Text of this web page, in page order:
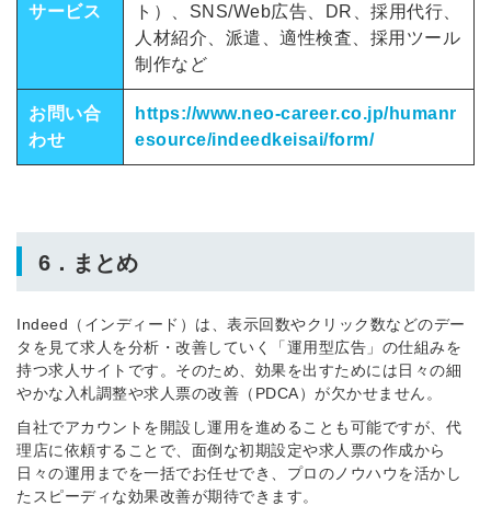
サービス
ト）、SNS/Web広告、DR、採用代行、
人材紹介、派遣、適性検査、採用ツール
制作など
お問い合
わせ
https://www.neo-career.co.jp/humanr
esource/indeedkeisai/form/
6．まとめ
Indeed（インディード）は、表示回数やクリック数などのデー
タを見て求人を分析・改善していく「運用型広告」の仕組みを
持つ求人サイトです。そのため、効果を出すためには日々の細
やかな入札調整や求人票の改善（PDCA）が欠かせません。
自社でアカウントを開設し運用を進めることも可能ですが、代
理店に依頼することで、面倒な初期設定や求人票の作成から
日々の運用までを一括でお任せでき、プロのノウハウを活かし
たスピーディな効果改善が期待できます。